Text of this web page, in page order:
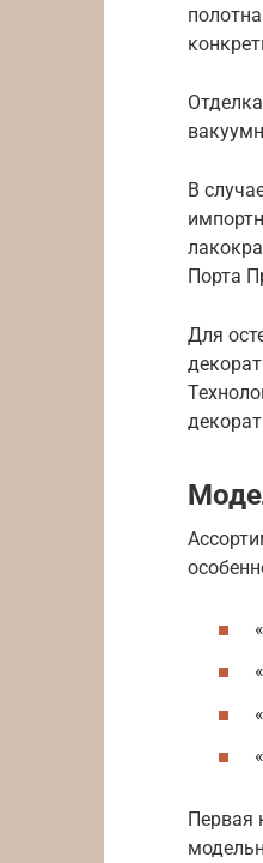
В
Порта
Для
Первая